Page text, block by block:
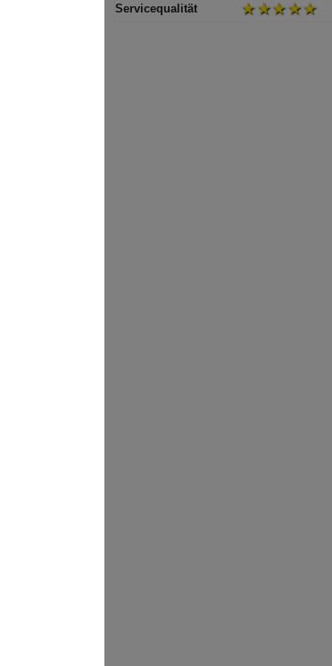
Servicequalität